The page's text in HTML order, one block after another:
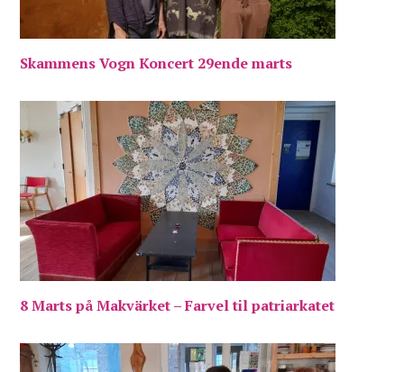
Skammens Vogn Koncert 29ende marts
8 Marts på Makvärket – Farvel til patriarkatet